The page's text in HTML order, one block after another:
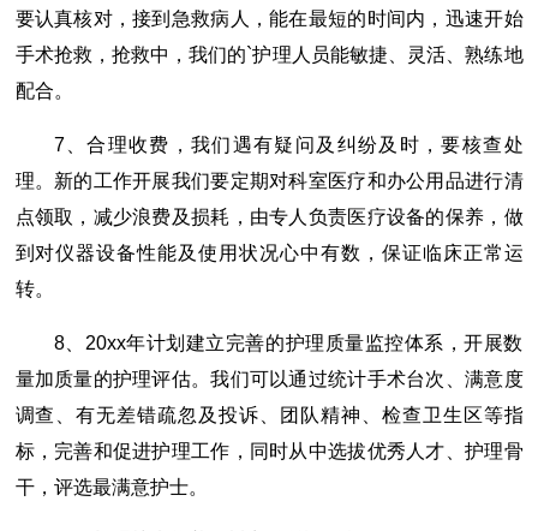
要认真核对，接到急救病人，能在最短的时间内，迅速开始
手术抢救，抢救中，我们的`护理人员能敏捷、灵活、熟练地
配合。
7、合理收费，我们遇有疑问及纠纷及时，要核查处
理。新的工作开展我们要定期对科室医疗和办公用品进行清
点领取，减少浪费及损耗，由专人负责医疗设备的保养，做
到对仪器设备性能及使用状况心中有数，保证临床正常运
转。
8、20xx年计划建立完善的护理质量监控体系，开展数
量加质量的护理评估。我们可以通过统计手术台次、满意度
调查、有无差错疏忽及投诉、团队精神、检查卫生区等指
标，完善和促进护理工作，同时从中选拔优秀人才、护理骨
干，评选最满意护士。